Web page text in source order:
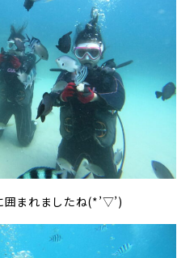
まれましたね(*’▽’)